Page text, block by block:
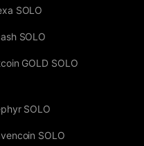
SOLO
SOLO
GOLD SOLO
SOLO
SOLO